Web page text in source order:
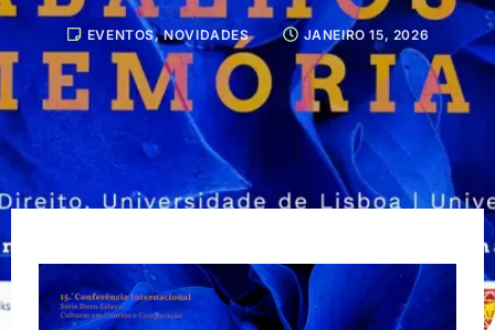
EVENTOS,NOVIDADES JANEIRO 15, 2026